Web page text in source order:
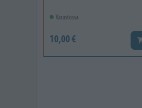
Varastossa
10,00 €